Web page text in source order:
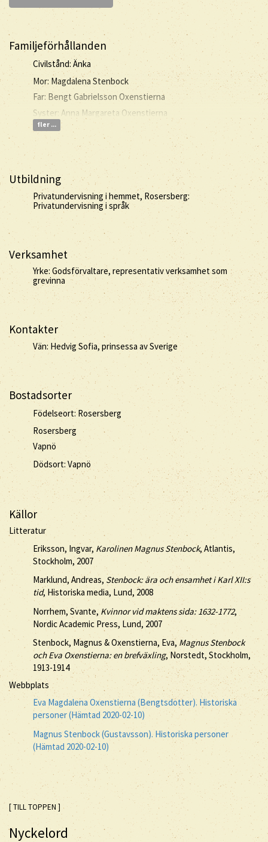
Familjeförhållanden
Civilstånd: Änka
Mor: Magdalena Stenbock
Far: Bengt Gabrielsson Oxenstierna
Syster: Anna Margareta Oxenstierna
fler ...
Utbildning
Privatundervisning i hemmet, Rosersberg:
Privatundervisning i språk
Verksamhet
Yrke: Godsförvaltare, representativ verksamhet som
grevinna
Kontakter
Vän: Hedvig Sofia, prinsessa av Sverige
Bostadsorter
Födelseort: Rosersberg
Rosersberg
Vapnö
Dödsort: Vapnö
Källor
Litteratur
Eriksson, Ingvar, Karolinen Magnus Stenbock, Atlantis,
Stockholm, 2007
Marklund, Andreas, Stenbock: ära och ensamhet i Karl XII:s
tid, Historiska media, Lund, 2008
Norrhem, Svante, Kvinnor vid maktens sida: 1632-1772,
Nordic Academic Press, Lund, 2007
Stenbock, Magnus & Oxenstierna, Eva, Magnus Stenbock
och Eva Oxenstierna: en brefväxling, Norstedt, Stockholm,
1913-1914
Webbplats
Eva Magdalena Oxenstierna (Bengtsdotter). Historiska
personer (Hämtad 2020-02-10)
Magnus Stenbock (Gustavsson). Historiska personer
(Hämtad 2020-02-10)
[ TILL TOPPEN ]
Nyckelord